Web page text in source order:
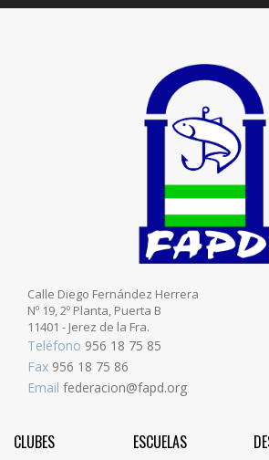
Calle Diego Fernández Herrera
Nº 19, 2º Planta, Puerta B
11401 - Jerez de la Fra.
Teléfono 956 18 75 85
Fax 956 18 75 86
Email federacion@fapd.org
CLUBES ESCUELAS